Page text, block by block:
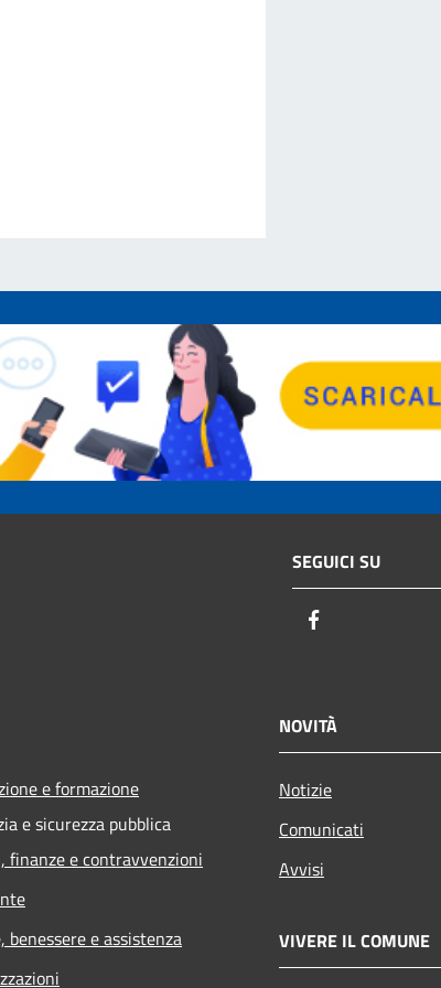
SEGUICI SU
e formazione
e sicurezza pubblica
finanze e contravvenzioni
benessere e assistenza
NOVITÀ
Notizie
Comunicati
Avvisi
VIVERE IL COMUNE